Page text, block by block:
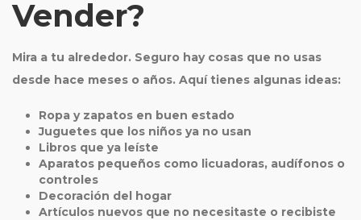
Vender?
Mira a tu alrededor. Seguro hay cosas que no usas
desde hace meses o años. Aquí tienes algunas ideas:
Ropa y zapatos en buen estado
Juguetes que los niños ya no usan
Libros que ya leíste
Aparatos pequeños como licuadoras, audífonos o
controles
Decoración del hogar
Artículos nuevos que no necesitaste o recibiste